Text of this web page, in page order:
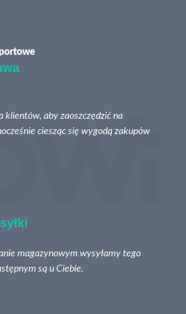
klientów, aby zaoszczędzić na
ciesząc się wygodą zakupów
magazynowym wysyłamy tego
są u Ciebie.